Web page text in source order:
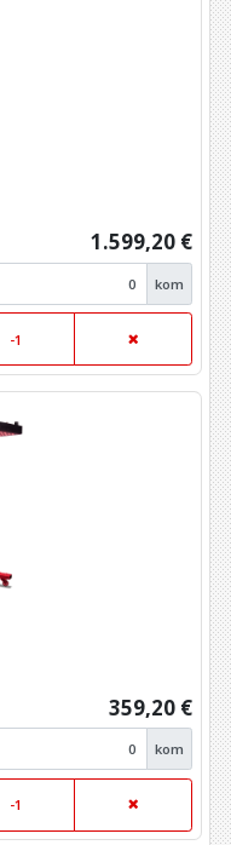
1.599,20 €
kom
-1
359,20 €
kom
-1